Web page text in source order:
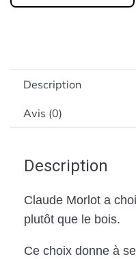
Description
Avis (0)
Description
Claude Morlot a
plutôt que le bois.
Ce choix donne à